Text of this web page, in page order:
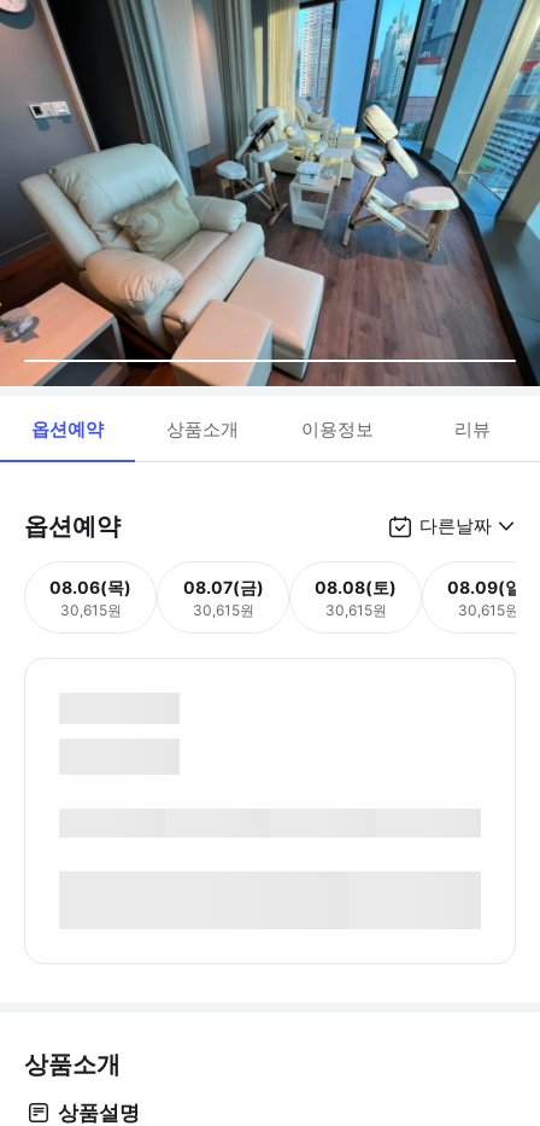
옵션예약 상품소개 이용정보 리뷰
옵션예약 다른날짜
08.06(목)
30,615원
08.07(금)
30,615원
08.08(토)
30,615원
08.09(일)
30,615원
상품소개
상품설명